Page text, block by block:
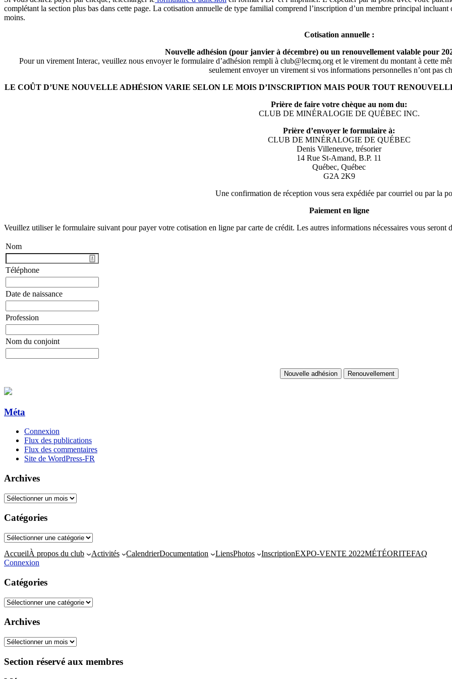
complétant la section plus bas dans cette page. La cotisation annuelle de type familial comprend l’inscription d’un membre principal
moins.
Cotisation annuelle :
Nouvelle adhésion (pour janvier à décembre) ou un renouvellement valable pour
Pour un virement Interac, veuillez nous envoyer le formulaire d’adhésion rempli à club@lecmq.org et le virement du montant à cette
seulement envoyer un virement si vos informations personnelles n’ont pas
LE COÛT D’UNE NOUVELLE ADHÉSION VARIE SELON LE MOIS D’INSCRIPTION MAIS POUR TOUT
Prière de faire votre chèque au nom du:
CLUB DE MINÉRALOGIE DE QUÉBEC INC.
Prière d’envoyer le formulaire à:
CLUB DE MINÉRALOGIE DE QUÉBEC
Denis Villeneuve, trésorier
14 Rue St-Amand, B.P. 11
Québec, Québec
G2A 2K9
Une confirmation de réception vous sera expédiée par courriel ou par la
Paiement en ligne
Veuillez utiliser le formulaire suivant pour payer votre cotisation en ligne par carte de crédit. Les autres informations nécessaires vous seront
Nom
Téléphone
Date de naissance
Profession
Nom du conjoint
Méta
Connexion
Flux des publications
Flux des commentaires
Site de WordPress-FR
Archives
Archives
Catégories
Catégories
AccueilÀ propos du club Activités CalendrierDocumentation LiensPhotos InscriptionEXPO-VENTE 2022MÉTÉORITEFAQ
Connexion
Catégories
Catégories
Archives
Archives
Section réservé aux membres